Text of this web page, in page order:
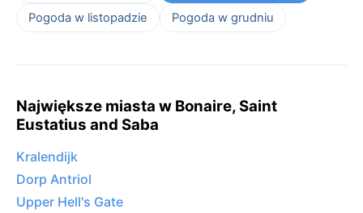
Pogoda w listopadzie Pogoda w grudniu
Największe miasta w Bonaire, Saint
Eustatius and Saba
Kralendijk
Dorp Antriol
Upper Hell's Gate